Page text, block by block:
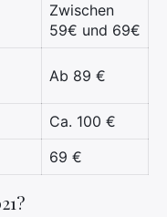
Zwischen
59€ und 69€
Ab 89 €
Ca. 100 €
69 €